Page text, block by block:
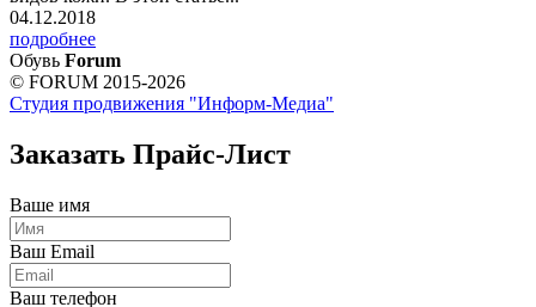
04.12.2018
подробнее
Обувь Forum
© FORUM 2015-2026
Студия продвижения "Информ-Медиа"
Заказать Прайс-Лист
Ваше имя
Ваш Email
Ваш телефон